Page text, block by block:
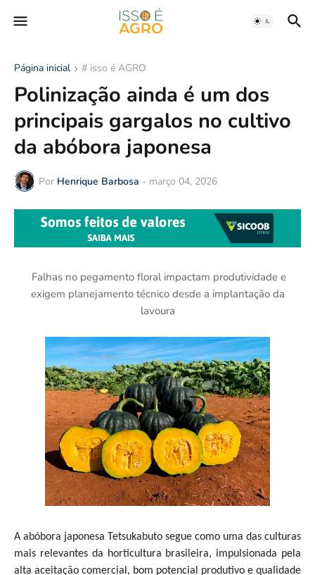
Página inicial # isso é AGRO
Polinização ainda é um dos
principais gargalos no cultivo
da abóbora japonesa
Por Henrique Barbosa - março 04, 2026
Falhas no pegamento floral impactam produtividade e
exigem planejamento técnico desde a implantação da
lavoura
A abóbora japonesa Tetsukabuto segue como uma das culturas
mais relevantes da horticultura brasileira, impulsionada pela
alta aceitação comercial, bom potencial produtivo e qualidade